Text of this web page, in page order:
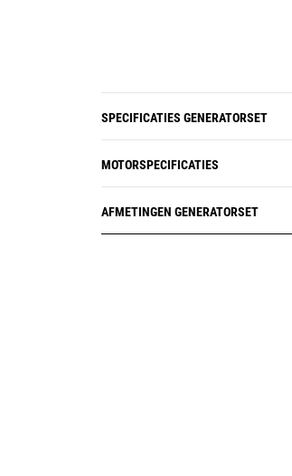
SPECIFICATIES GENERATORSET
MOTORSPECIFICATIES
AFMETINGEN GENERATORSET